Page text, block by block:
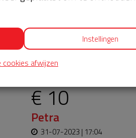
€ 10
Rogier
31-07-2023 | 17:05
€ 10
Petra
31-07-2023 | 17:04
Instellingen
cookies afwijzen